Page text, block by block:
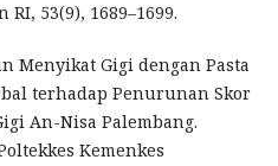
53(9), 1689–1699.
Menyikat Gigi dengan Pasta
terhadap Penurunan Skor
An-Nisa Palembang.
Kemenkes